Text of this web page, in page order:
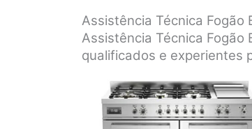
Assistência Técnica
Assistência Técnica
qualificados e experientes